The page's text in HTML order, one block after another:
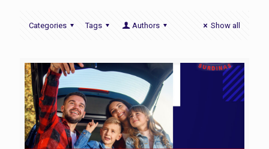
Categories Tags Authors Show all